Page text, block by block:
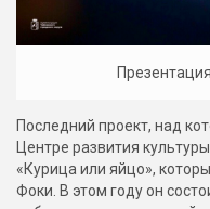
Последний проект, над
Центре развития
«Курица или яйцо»,
Фоки. В этом году он